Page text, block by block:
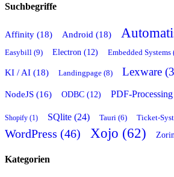
Suchbegriffe
Affinity (18) Android (18)
Easybill (9) Electron (12) Embedded Systems
KI / AI (18) Landingpage (8) Lexware
NodeJS (16) ODBC (12) PDF-
Shopify (1) SQlite (24) Tauri (6) Ticket-
WordPress (46) Xojo (62)
Kategorien